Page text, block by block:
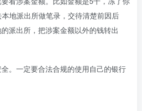
地派出所做笔录，交待清楚前因后
派出所，把涉案金额以外的钱转出
。一定要合法合规的使用自己的银行